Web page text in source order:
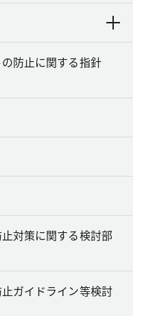
防止に関する指針
対策に関する検討部
ガイドライン等検討